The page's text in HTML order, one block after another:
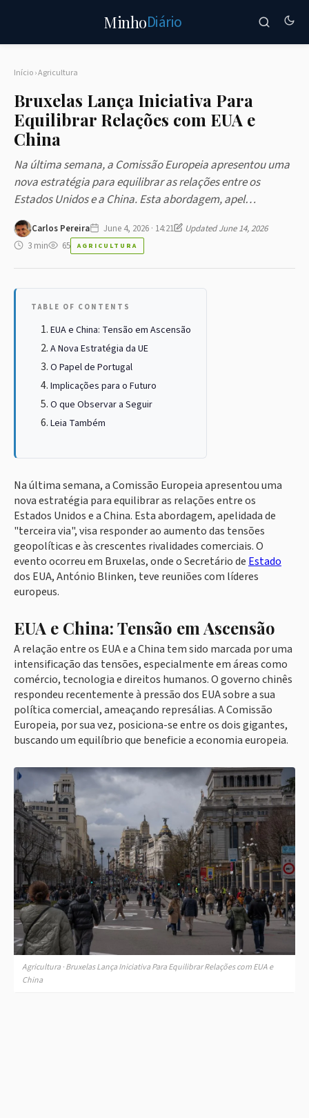
MinhoDiário
Início›Agricultura
Bruxelas Lança Iniciativa Para
Equilibrar Relações com EUA e
China
Na última semana, a Comissão Europeia apresentou uma
nova estratégia para equilibrar as relações entre os
Estados Unidos e a China. Esta abordagem, apel…
Carlos Pereira June 4, 2026 · 14:21
Updated June 14, 2026
3 min
65 AGRICULTURA
TABLE OF CONTENTS
EUA e China: Tensão em Ascensão
A Nova Estratégia da UE
O Papel de Portugal
Implicações para o Futuro
O que Observar a Seguir
Leia Também
Na última semana, a Comissão Europeia apresentou uma
nova estratégia para equilibrar as relações entre os
Estados Unidos e a China. Esta abordagem, apelidada de
"terceira via", visa responder ao aumento das tensões
geopolíticas e às crescentes rivalidades comerciais. O
evento ocorreu em Bruxelas, onde o Secretário de Estado
dos EUA, António Blinken, teve reuniões com líderes
europeus.
EUA e China: Tensão em Ascensão
A relação entre os EUA e a China tem sido marcada por uma
intensificação das tensões, especialmente em áreas como
comércio, tecnologia e direitos humanos. O governo chinês
respondeu recentemente à pressão dos EUA sobre a sua
política comercial, ameaçando represálias. A Comissão
Europeia, por sua vez, posiciona-se entre os dois gigantes,
buscando um equilíbrio que beneficie a economia europeia.
Agricultura · Bruxelas Lança Iniciativa Para Equilibrar Relações com EUA e
China